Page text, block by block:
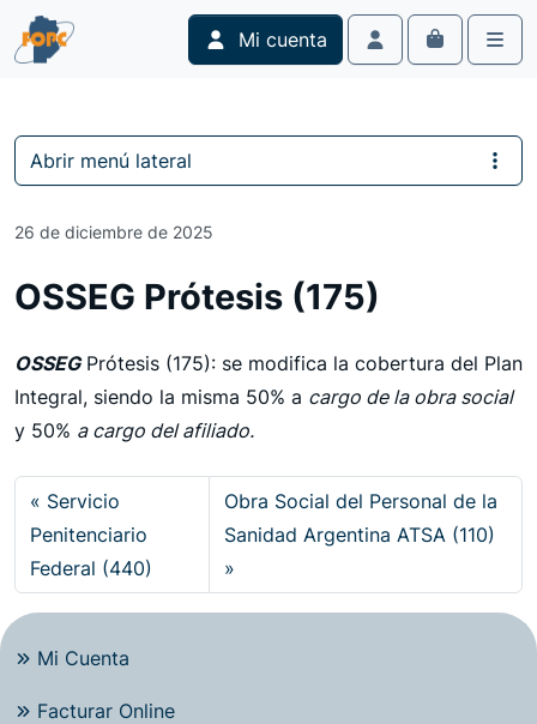
Skip to content
Skip to footer
Mi cuenta
Account
Cart
26 de diciembre de 2025
OSSEG Prótesis (175)
OSSEGPrótesis (175): se modifica la cobertura del Plan
Integral, siendo la misma 50% a cargo de la obra social
y 50% a cargo del afiliado.
Servicio
Penitenciario
Federal (440)
Obra Social del Personal de la
Sanidad Argentina ATSA (110)
Abrir menú lateral
Mi Cuenta
Facturar Online